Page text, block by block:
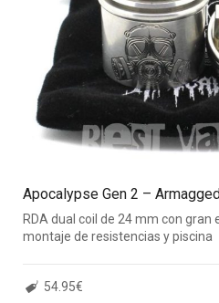
Apocalypse Gen 2 –
RDA dual coil de 24 mm con gran
montaje de resistencias y piscina
54.95€